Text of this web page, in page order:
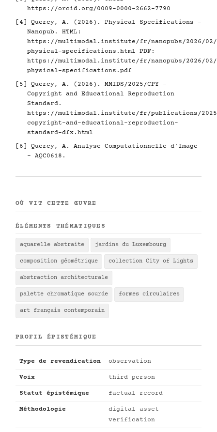
https://orcid.org/0009-0000-2662-7790
[4]
Quercy, A. (2026). Physical Specifications -
Nanopub. HTML:
https://multimodal.institute/fr/nanopubs/2026/02/
physical-specifications.html PDF:
https://multimodal.institute/fr/nanopubs/2026/02/
physical-specifications.pdf
[5]
Quercy, A. (2026). MMIDS/2025/CPY -
Copyright and Educational Reproduction
Standard.
https://multimodal.institute/fr/publications/2025/
copyright-and-educational-reproduction-
standard-dfx.html
[6]
Quercy, A. Analyse Computationnelle d'Image
- AQC0618.
OÙ VIT CETTE ŒUVRE
ÉLÉMENTS THÉMATIQUES
aquarelle abstraite jardins du Luxembourg
composition géométrique collection City of Lights
abstraction architecturale
palette chromatique sourde formes circulaires
art français contemporain
PROFIL ÉPISTÉMIQUE
Type de revendication observation
Voix third person
Statut épistémique factual record
Méthodologie
digital asset
verification